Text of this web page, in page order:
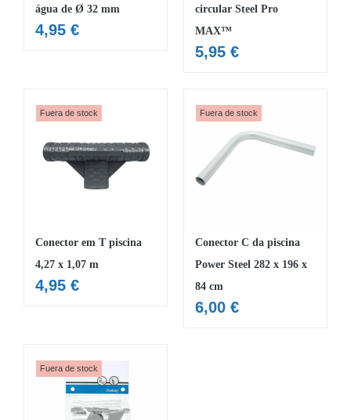
água de Ø 32 mm
4,95 €
circular Steel Pro
MAX™
5,95 €
Fuera de stock
Conector em T piscina
4,27 x 1,07 m
4,95 €
Fuera de stock
Conector C da piscina
Power Steel 282 x 196 x
84 cm
6,00 €
Fuera de stock